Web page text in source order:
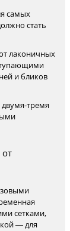
самых
стать
лаконичных
и бликов
тремя
сетками,
— для